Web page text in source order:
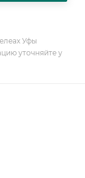
Уфы
уточняйте у